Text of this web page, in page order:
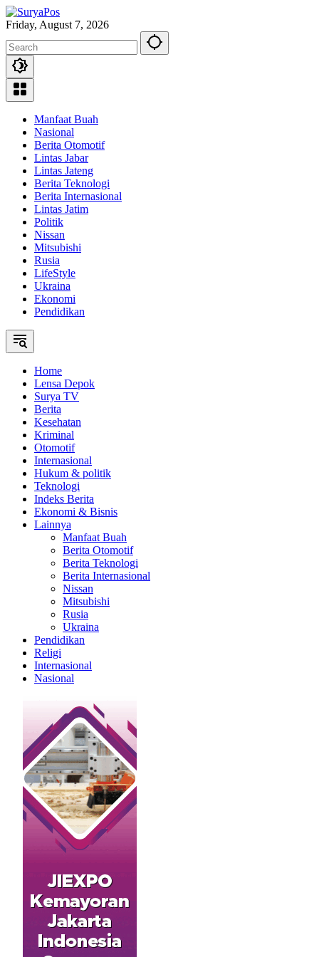
Skip
to
Friday, August 7, 2026
Manfaat Buah
Nasional
Berita Otomotif
Lintas Jabar
Lintas Jateng
Berita Teknologi
Berita Internasional
Lintas Jatim
Politik
Nissan
Mitsubishi
Rusia
LifeStyle
Ukraina
Ekonomi
Pendidikan
Home
Lensa Depok
Surya TV
Berita
Kesehatan
Kriminal
Otomotif
Internasional
Hukum & politik
Teknologi
Indeks Berita
Ekonomi & Bisnis
Lainnya
Manfaat Buah
Berita Otomotif
Berita Teknologi
Berita Internasional
Nissan
Mitsubishi
Rusia
Ukraina
Pendidikan
Religi
Internasional
Nasional